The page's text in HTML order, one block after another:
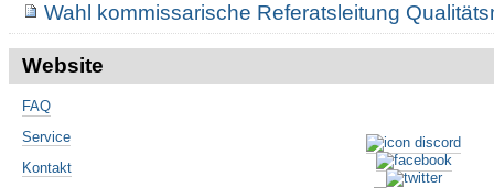
Wahl kommissarische Referatsleitung
Website
FAQ
Service
Kontakt